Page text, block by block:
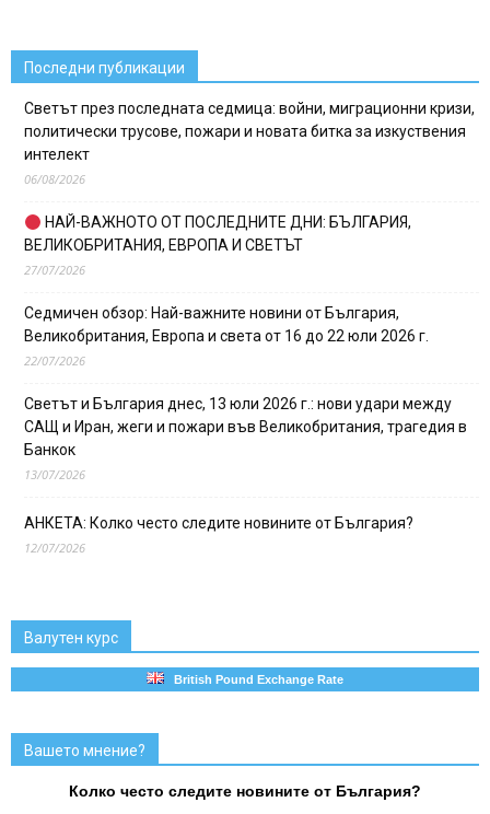
Последни публикации
Светът през последната седмица: войни, миграционни кризи,
политически трусове, пожари и новата битка за изкуствения
интелект
06/08/2026
НАЙ-ВАЖНОТО ОТ ПОСЛЕДНИТЕ ДНИ: БЪЛГАРИЯ,
ВЕЛИКОБРИТАНИЯ, ЕВРОПА И СВЕТЪТ
27/07/2026
Седмичен обзор: Най-важните новини от България,
Великобритания, Европа и света от 16 до 22 юли 2026 г.
22/07/2026
Светът и България днес, 13 юли 2026 г.: нови удари между
САЩ и Иран, жеги и пожари във Великобритания, трагедия в
Банкок
13/07/2026
АНКЕТА: Колко често следите новините от България?
12/07/2026
Валутен курс
British Pound Exchange Rate
Вашето мнение?
Колко често следите новините от България?